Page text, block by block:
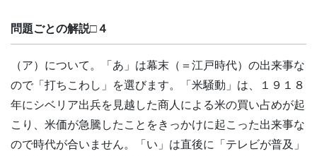
問題ごとの解説□４
（ア）について。「あ」は幕末（＝江戸時代）の出来事な
ので「打ちこわし」を選びます。「米騒動」は、１９１８
年にシベリア出兵を見越した商人による米の買い占めが起
こり、米価が急騰したことをきっかけに起こった出来事な
ので時代が合いません。「い」は直後に「テレビが普及」